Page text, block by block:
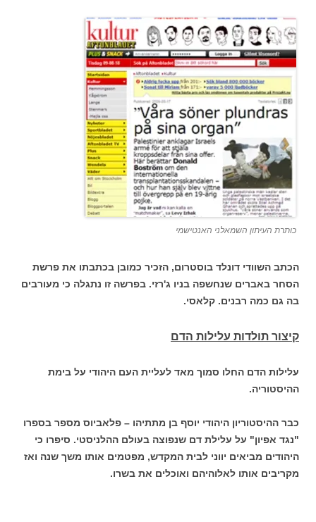
כותרת העיתון השמאלני האנטישמי
הכתב השוודי דונלד בוסטרום, הזכיר כמובן בכתבתו את פרשת
הסחר באברים שנחשפה בניו ג'רזי. בפרשה זו נתגלה כי מעורבים
בה גם כמה רבנים. קלאסי.
קיצור תולדות עלילות הדם
עלילות הדם החלו סמוך מאד לעליית העם היהודי על בימת
ההיסטוריה.
כבר ההיסטוריון היהודי יוסף בן מתתיהו – פלאביוס מספר בספרו
"נגד אפיון" על עלילת דם שנפוצה בעולם ההלניסטי. סיפרו כי
היהודים מביאים יווני לבית המקדש, מפטמים אותו משך שנה ואז
מקריבים אותו לאלוהיהם ואוכלים את בשרו.